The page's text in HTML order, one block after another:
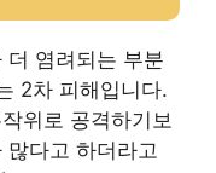
더 염려되는 부분
2차 피해입니다.
위로 공격하기보
다고 하더라고